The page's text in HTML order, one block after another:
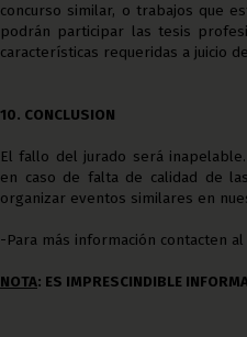
concurso similar, o trabajos que
podrán participar las tesis
características requeridas a juicio
10. CONCLUSION
El fallo del jurado será
en caso de falta de calidad de
organizar eventos similares en
-Para más información contacten
NOTA: ES IMPRESCINDIBLE